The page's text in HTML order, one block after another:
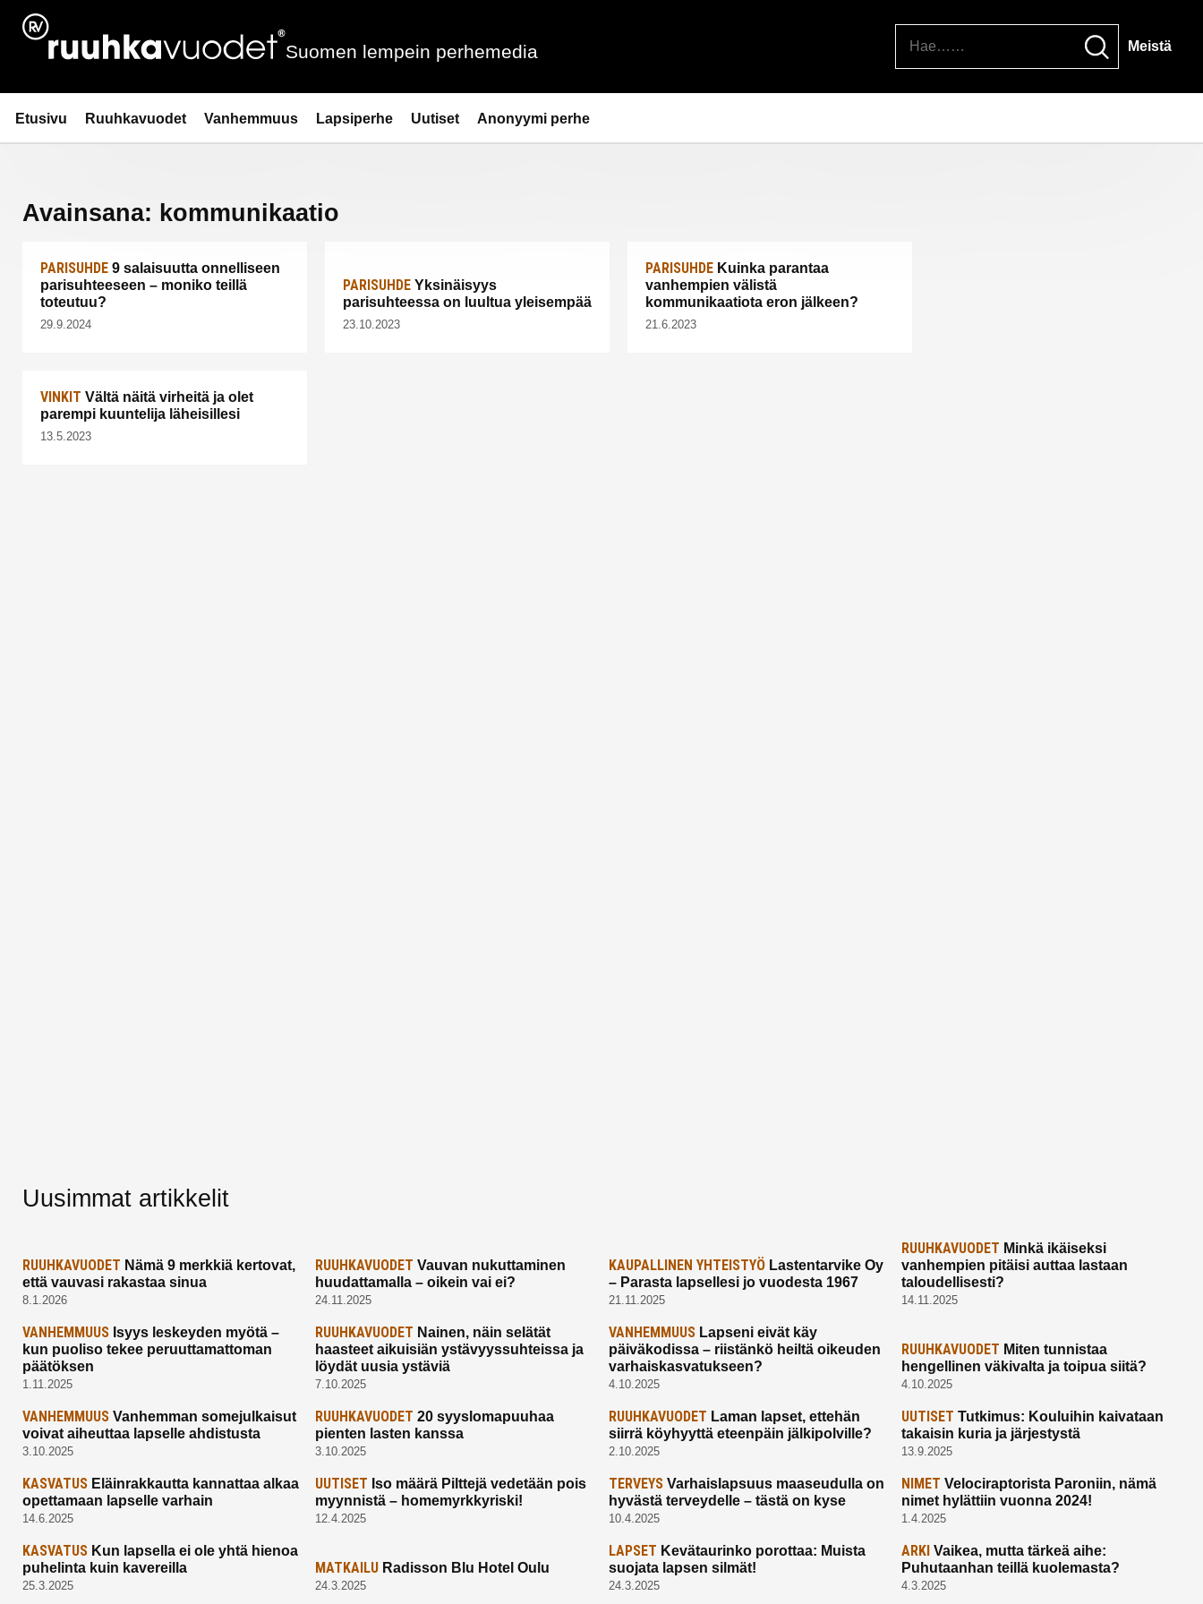
Siirry
sisältöön
Ruuhkavuodet.fi
Suomen lempein perhemedia Meistä
Etusivu Ruuhkavuodet Vanhemmuus Lapsiperhe Uutiset Anonyymi perhe
Avainsana: kommunikaatio
PARISUHDE 9 salaisuutta onnelliseen
parisuhteeseen – moniko teillä
toteutuu?
29.9.2024
PARISUHDE Yksinäisyys
parisuhteessa on luultua yleisempää
23.10.2023
PARISUHDE Kuinka parantaa
vanhempien välistä
kommunikaatiota eron jälkeen?
21.6.2023
VINKIT Vältä näitä virheitä ja olet
parempi kuuntelija läheisillesi
13.5.2023
Uusimmat artikkelit
RUUHKAVUODET Nämä 9 merkkiä kertovat,
että vauvasi rakastaa sinua
8.1.2026
RUUHKAVUODET Vauvan nukuttaminen
huudattamalla – oikein vai ei?
24.11.2025
KAUPALLINEN YHTEISTYÖLastentarvike Oy
– Parasta lapsellesi jo vuodesta 1967
21.11.2025
RUUHKAVUODET Minkä ikäiseksi
vanhempien pitäisi auttaa lastaan
taloudellisesti?
14.11.2025
VANHEMMUUS Isyys leskeyden myötä –
kun puoliso tekee peruuttamattoman
päätöksen
1.11.2025
RUUHKAVUODET Nainen, näin selätät
haasteet aikuisiän ystävyyssuhteissa ja
löydät uusia ystäviä
7.10.2025
VANHEMMUUSLapseni eivät käy
päiväkodissa – riistänkö heiltä oikeuden
varhaiskasvatukseen?
4.10.2025
RUUHKAVUODET Miten tunnistaa
hengellinen väkivalta ja toipua siitä?
4.10.2025
VANHEMMUUS Vanhemman somejulkaisut
voivat aiheuttaa lapselle ahdistusta
3.10.2025
RUUHKAVUODET 20 syyslomapuuhaa
pienten lasten kanssa
3.10.2025
RUUHKAVUODET Laman lapset, ettehän
siirrä köyhyyttä eteenpäin jälkipolville?
2.10.2025
UUTISET Tutkimus: Kouluihin kaivataan
takaisin kuria ja järjestystä
13.9.2025
KASVATUS Eläinrakkautta kannattaa alkaa
opettamaan lapselle varhain
14.6.2025
UUTISET Iso määrä Pilttejä vedetään pois
myynnistä – homemyrkkyriski!
12.4.2025
TERVEYSVarhaislapsuus maaseudulla on
hyvästä terveydelle – tästä on kyse
10.4.2025
NIMET Velociraptorista Paroniin, nämä
nimet hylättiin vuonna 2024!
1.4.2025
KASVATUS Kun lapsella ei ole yhtä hienoa
puhelinta kuin kavereilla
25.3.2025
MATKAILU Radisson Blu Hotel Oulu
24.3.2025
LAPSET Kevätaurinko porottaa: Muista
suojata lapsen silmät!
24.3.2025
ARKI Vaikea, mutta tärkeä aihe:
Puhutaanhan teillä kuolemasta?
4.3.2025